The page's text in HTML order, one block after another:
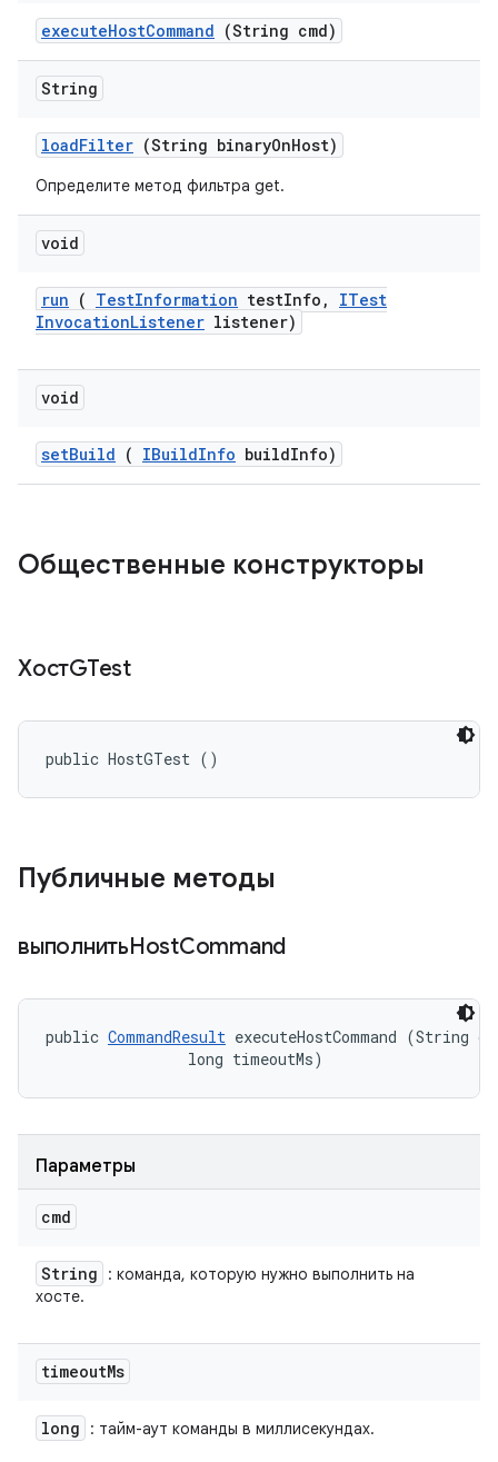
executeHostCommand (String cmd)
String
loadFilter (String binaryOnHost)
Определите метод фильтра get.
void
run ( TestInformation testInfo ,
ITest
InvocationListener listener)
void
setBuild ( IBuildInfo buildInfo)
Общественные конструкторы
ХостGTest
public HostGTest ()
Публичные методы
выполнитьHostCommand
public CommandResult executeHostCommand (String
                long timeoutMs)
Параметры
cmd
String
: команда, которую нужно выполнить на
хосте.
timeoutMs
long : тайм-аут команды в миллисекундах.